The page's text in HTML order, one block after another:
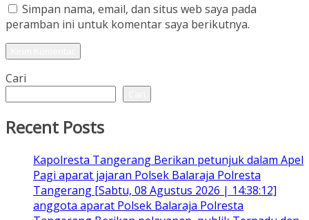
Simpan nama, email, dan situs web saya pada
peramban ini untuk komentar saya berikutnya.
Cari
Recent Posts
Kapolresta Tangerang Berikan petunjuk dalam Apel
Pagi aparat jajaran Polsek Balaraja Polresta
Tangerang [Sabtu, 08 Agustus 2026 | 14:38:12]
anggota aparat Polsek Balaraja Polresta